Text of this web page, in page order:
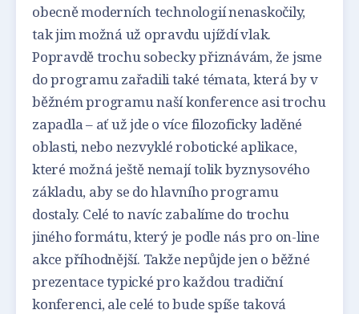
obecně moderních technologií nenaskočily,
tak jim možná už opravdu ujíždí vlak.
Popravdě trochu sobecky přiznávám, že jsme
do programu zařadili také témata, která by v
běžném programu naší konference asi trochu
zapadla – ať už jde o více filozoficky laděné
oblasti, nebo nezvyklé robotické aplikace,
které možná ještě nemají tolik byznysového
základu, aby se do hlavního programu
dostaly. Celé to navíc zabalíme do trochu
jiného formátu, který je podle nás pro on-line
akce příhodnější. Takže nepůjde jen o běžné
prezentace typické pro každou tradiční
konferenci, ale celé to bude spíše taková